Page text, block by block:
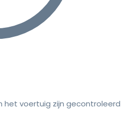
het voertuig zijn gecontroleerd